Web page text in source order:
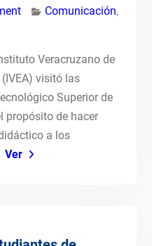
Comunicación,
Veracruzano de
visitó las
Superior de
propósito de hacer
a los
Ver